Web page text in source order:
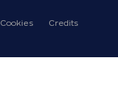
Cookies Credits